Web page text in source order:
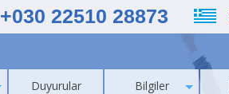
+030 22510 28873
Duyurular Bilgiler